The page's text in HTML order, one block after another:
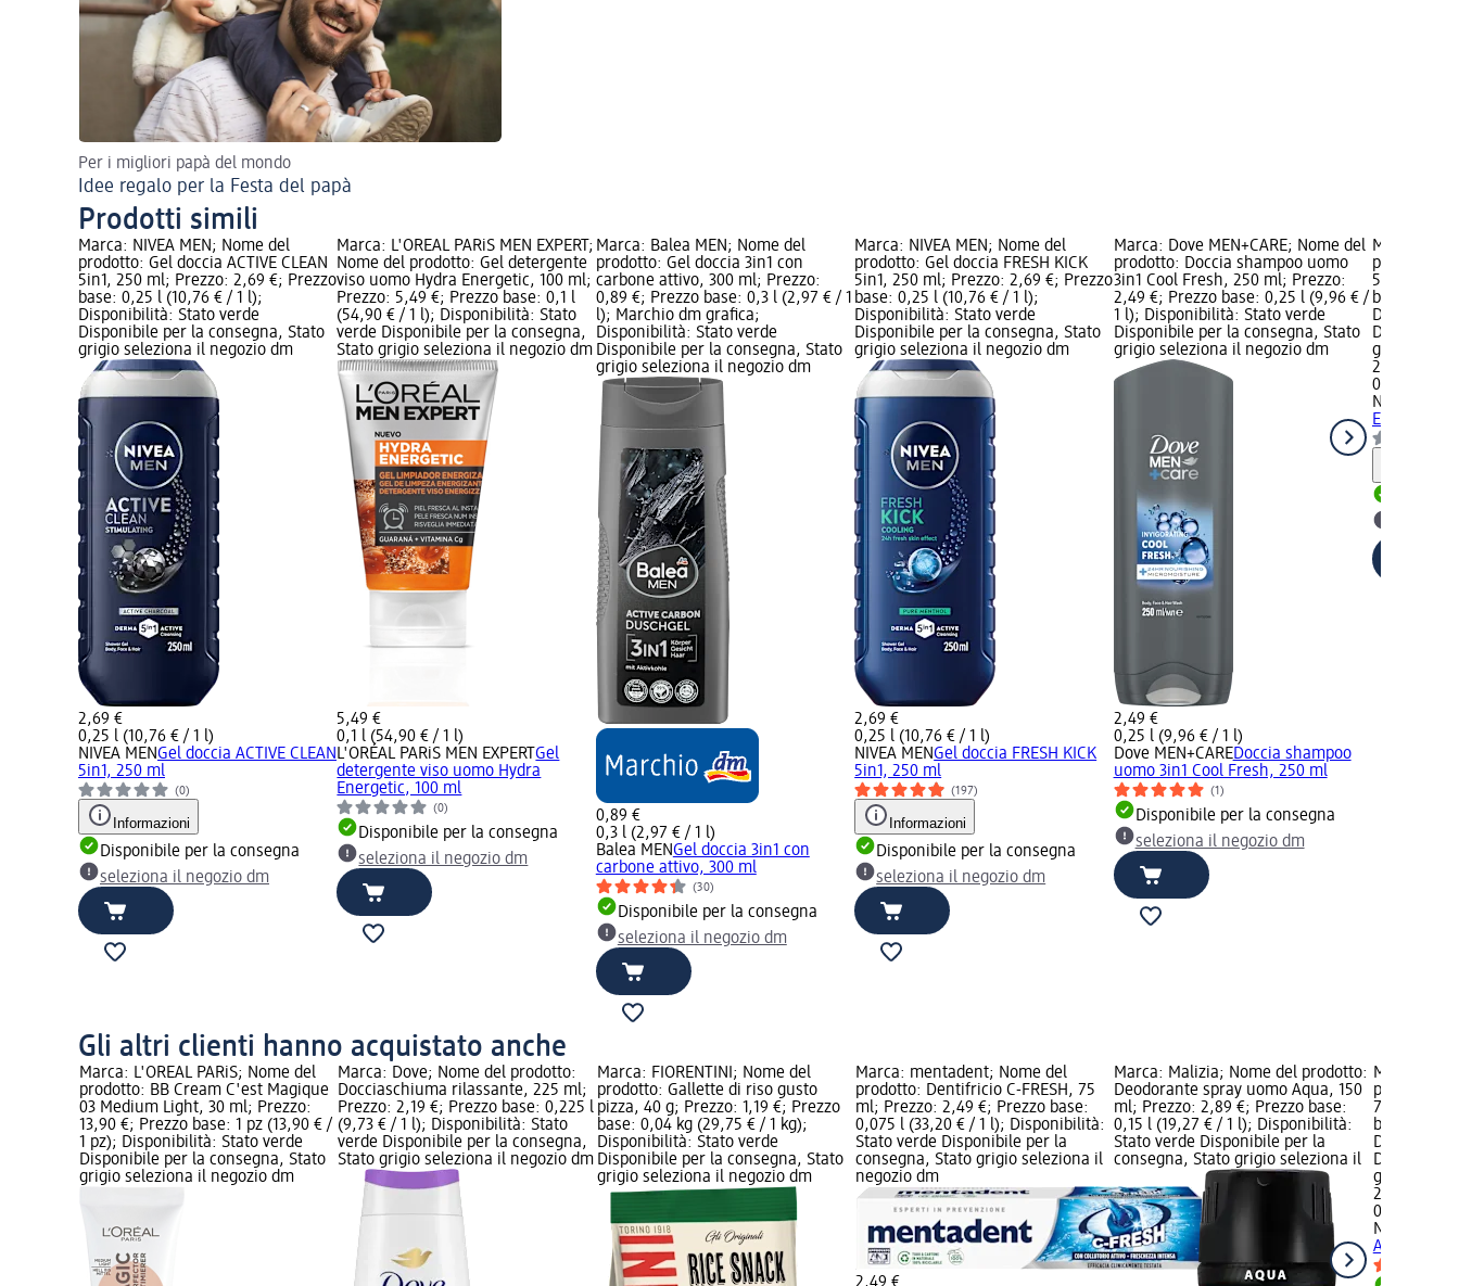
Per i migliori papà del mondo
Idee regalo per la Festa del papà
Prodotti simili
Marca: NIVEA MEN; Nome del
prodotto: Gel doccia ACTIVE CLEAN
5in1, 250 ml; Prezzo: 2,69 €; Prezzo
base: 0,25 l (10,76 € / 1 l);
Disponibilità: Stato verde
Disponibile per la consegna, Stato
grigio seleziona il negozio dm
2,69 €
0,25 l (10,76 € / 1 l)
NIVEA MENGel doccia ACTIVE CLEAN
5in1, 250 ml
(0)
Informazioni
Disponibile per la consegna
seleziona il negozio dm
Marca: L'ORÉAL PARiS MEN EXPERT;
Nome del prodotto: Gel detergente
viso uomo Hydra Energetic, 100 ml;
Prezzo: 5,49 €; Prezzo base: 0,1 l
(54,90 € / 1 l); Disponibilità: Stato
verde Disponibile per la consegna,
Stato grigio seleziona il negozio dm
5,49 €
0,1 l (54,90 € / 1 l)
L'ORÉAL PARiS MEN EXPERTGel
detergente viso uomo Hydra
Energetic, 100 ml
(0)
Disponibile per la consegna
seleziona il negozio dm
Marca: Balea MEN; Nome del
prodotto: Gel doccia 3in1 con
carbone attivo, 300 ml; Prezzo:
0,89 €; Prezzo base: 0,3 l (2,97 € / 1
l); Marchio dm grafica;
Disponibilità: Stato verde
Disponibile per la consegna, Stato
grigio seleziona il negozio dm
0,89 €
0,3 l (2,97 € / 1 l)
Balea MENGel doccia 3in1 con
carbone attivo, 300 ml
(30)
Disponibile per la consegna
seleziona il negozio dm
Marca: NIVEA MEN; Nome del
prodotto: Gel doccia FRESH KICK
5in1, 250 ml; Prezzo: 2,69 €; Prezzo
base: 0,25 l (10,76 € / 1 l);
Disponibilità: Stato verde
Disponibile per la consegna, Stato
grigio seleziona il negozio dm
2,69 €
0,25 l (10,76 € / 1 l)
NIVEA MENGel doccia FRESH KICK
5in1, 250 ml
(197)
Informazioni
Disponibile per la consegna
seleziona il negozio dm
Marca: Dove MEN+CARE; Nome del
prodotto: Doccia shampoo uomo
3in1 Cool Fresh, 250 ml; Prezzo:
2,49 €; Prezzo base: 0,25 l (9,96 € /
1 l); Disponibilità: Stato verde
Disponibile per la consegna, Stato
grigio seleziona il negozio dm
2,49 €
0,25 l (9,96 € / 1 l)
Dove MEN+CAREDoccia shampoo
uomo 3in1 Cool Fresh, 250 ml
(1)
Disponibile per la consegna
seleziona il negozio dm
Marca:
prodotto:
5in1, 250
base: 0,25
Disponibile
grigio
2,69 €
0,25 l
NIVEA MEN
ENERGY
Gli altri clienti hanno acquistato anche
Marca: L'ORÉAL PARiS; Nome del
prodotto: BB Cream C'est Magique
03 Medium Light, 30 ml; Prezzo:
13,90 €; Prezzo base: 1 pz (13,90 € /
1 pz); Disponibilità: Stato verde
Disponibile per la consegna, Stato
grigio seleziona il negozio dm
Marca: Dove; Nome del prodotto:
Docciaschiuma rilassante, 225 ml;
Prezzo: 2,19 €; Prezzo base: 0,225 l
(9,73 € / 1 l); Disponibilità: Stato
verde Disponibile per la consegna,
Stato grigio seleziona il negozio dm
Marca: FIORENTINI; Nome del
prodotto: Gallette di riso gusto
pizza, 40 g; Prezzo: 1,19 €; Prezzo
base: 0,04 kg (29,75 € / 1 kg);
Disponibilità: Stato verde
Disponibile per la consegna, Stato
grigio seleziona il negozio dm
Marca: mentadent; Nome del
prodotto: Dentifricio C-FRESH, 75
ml; Prezzo: 2,49 €; Prezzo base:
0,075 l (33,20 € / 1 l); Disponibilità:
Stato verde Disponibile per la
consegna, Stato grigio seleziona il
negozio dm
2,49 €
Marca: Malizia; Nome del prodotto:
Deodorante spray uomo Aqua, 150
ml; Prezzo: 2,89 €; Prezzo base:
0,15 l (19,27 € / 1 l); Disponibilità:
Stato verde Disponibile per la
consegna, Stato grigio seleziona il
Marca:
prodotto:
750 ml;
base: 0,75
Disponibile
grigio
2,19 €
0,75 l (2,92
Argan, 750